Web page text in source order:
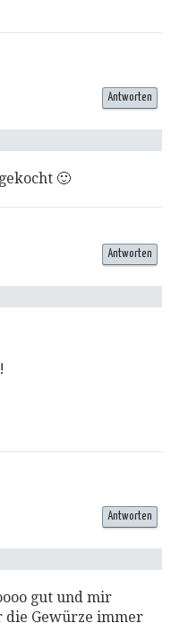
🙂
Antworten
Antworten
gut und mir
die Gewürze immer
Antworten